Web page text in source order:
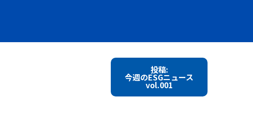
投稿:
今週のESGニュース
vol.001